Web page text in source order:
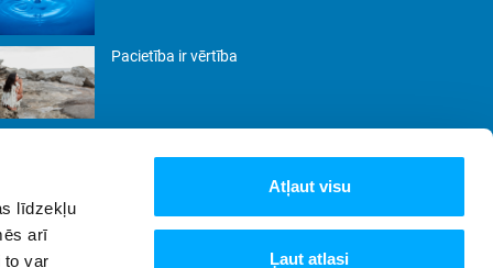
līdzekļu
arī
to var
Atļaut visu
Ļaut atlasi
Pacietība ir vērtība